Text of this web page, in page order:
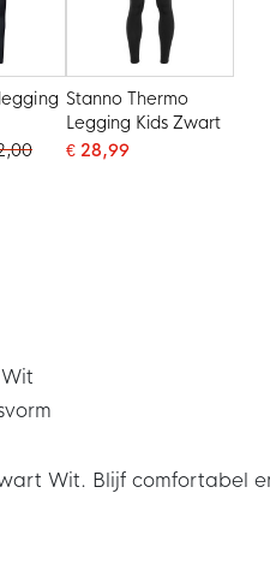
Stanno Thermo
Legging Kids Zwart
€ 28,99
Wit. Blijf comfortabel